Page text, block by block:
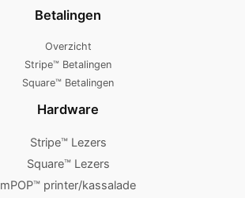
Betalingen
Overzicht
Stripe™ Betalingen
Square™ Betalingen
Hardware
Stripe™ Lezers
Square™ Lezers
mPOP™ printer/kassalade